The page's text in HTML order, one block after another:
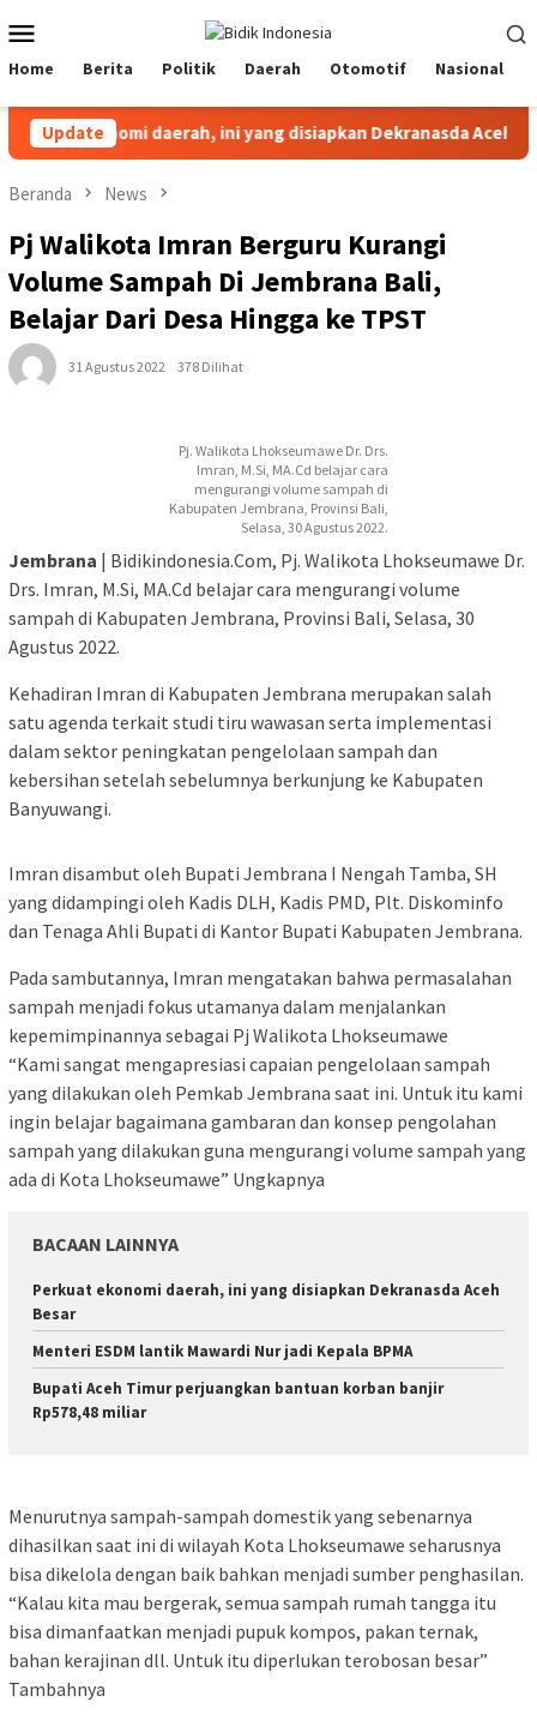
ke
kontenMobile
Home Berita Politik Daerah Otomotif Nasional
Update
ekonomi daerah, ini yang disiapkan Dekranasda Aceh Besar
Beranda News
Pj Walikota Imran Berguru Kurangi
Volume Sampah Di Jembrana Bali,
Belajar Dari Desa Hingga ke TPST
31 Agustus 2022 378 Dilihat
Pj. Walikota Lhokseumawe Dr. Drs.
Imran, M.Si, MA.Cd belajar cara
mengurangi volume sampah di
Kabupaten Jembrana, Provinsi Bali,
Selasa, 30 Agustus 2022.
Jembrana | Bidikindonesia.Com, Pj. Walikota Lhokseumawe Dr.
Drs. Imran, M.Si, MA.Cd belajar cara mengurangi volume
sampah di Kabupaten Jembrana, Provinsi Bali, Selasa, 30
Agustus 2022.
Kehadiran Imran di Kabupaten Jembrana merupakan salah
satu agenda terkait studi tiru wawasan serta implementasi
dalam sektor peningkatan pengelolaan sampah dan
kebersihan setelah sebelumnya berkunjung ke Kabupaten
Banyuwangi.
Imran disambut oleh Bupati Jembrana I Nengah Tamba, SH
yang didampingi oleh Kadis DLH, Kadis PMD, Plt. Diskominfo
dan Tenaga Ahli Bupati di Kantor Bupati Kabupaten Jembrana.
Pada sambutannya, Imran mengatakan bahwa permasalahan
sampah menjadi fokus utamanya dalam menjalankan
kepemimpinannya sebagai Pj Walikota Lhokseumawe
“Kami sangat mengapresiasi capaian pengelolaan sampah
yang dilakukan oleh Pemkab Jembrana saat ini. Untuk itu kami
ingin belajar bagaimana gambaran dan konsep pengolahan
sampah yang dilakukan guna mengurangi volume sampah yang
ada di Kota Lhokseumawe” Ungkapnya
BACAAN LAINNYA
Perkuat ekonomi daerah, ini yang disiapkan Dekranasda Aceh
Besar
Menteri ESDM lantik Mawardi Nur jadi Kepala BPMA
Bupati Aceh Timur perjuangkan bantuan korban banjir
Rp578,48 miliar
Menurutnya sampah-sampah domestik yang sebenarnya
dihasilkan saat ini di wilayah Kota Lhokseumawe seharusnya
bisa dikelola dengan baik bahkan menjadi sumber penghasilan.
“Kalau kita mau bergerak, semua sampah rumah tangga itu
bisa dimanfaatkan menjadi pupuk kompos, pakan ternak,
bahan kerajinan dll. Untuk itu diperlukan terobosan besar”
Tambahnya